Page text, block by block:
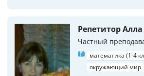
Репетитор
Частный
математика (1-4
окружающий мир